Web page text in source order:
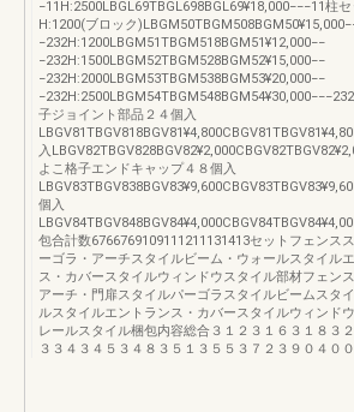
−11H:2500LBGL69TBGL698BGL69¥18,000−−−11柱
H:1200(ブロック
−232H:1200LBGM51TBGM518BGM51¥12,000−−
−232H:1500LBGM52TBGM528BGM52¥15,000−−
−232H:2000LBGM53TBGM538BGM53¥20,000−−
子ジョイント部品２４個入
入
よこ格子エンドキャップ４８個入
個入
包合計数6766769109111211131413セットフェンス
ーゴラ・アーチスタイルビーム・ウォールスタイル
ス・カバースタイルウィンドウスタイル部材フェン
アーチ・門扉スタイルパーゴラスタイルビームスタ
ルスタイルエントランス・カバースタイルウィンド
レールスタイル梱包内容総合３１２３１６３１８３
３３４３４５３４８３５１３５５３７２３９０４０